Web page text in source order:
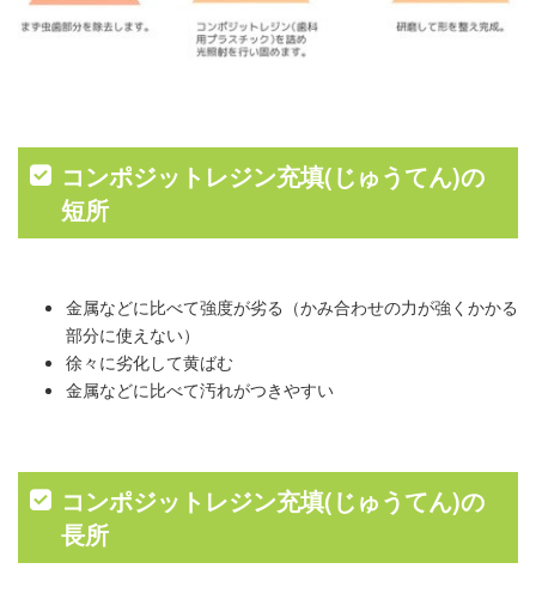
コンポジットレジン充填(じゅうてん)の
短所
金属などに比べて強度が劣る（かみ合わせの力が強くかかる
部分に使えない）
徐々に劣化して黄ばむ
金属などに比べて汚れがつきやすい
コンポジットレジン充填(じゅうてん)の
長所